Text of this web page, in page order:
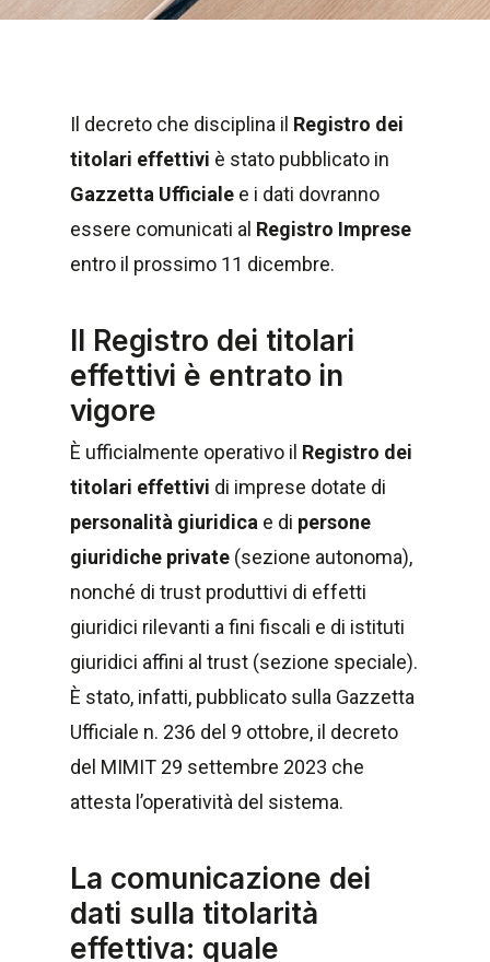
Il decreto che disciplina il Registro dei
titolari effettivi è stato pubblicato in
Gazzetta Ufficiale e i dati dovranno
essere comunicati al Registro Imprese
entro il prossimo 11 dicembre.
Il Registro dei titolari
effettivi è entrato in
vigore
È ufficialmente operativo il Registro dei
titolari effettivi di imprese dotate di
personalità giuridica e di persone
giuridiche private (sezione autonoma),
nonché di trust produttivi di effetti
giuridici rilevanti a fini fiscali e di istituti
giuridici affini al trust (sezione speciale).
È stato, infatti, pubblicato sulla Gazzetta
Ufficiale n. 236 del 9 ottobre, il decreto
del MIMIT 29 settembre 2023 che
attesta l’operatività del sistema.
La comunicazione dei
dati sulla titolarità
effettiva: quale